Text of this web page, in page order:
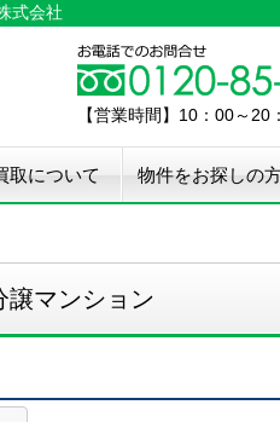
式会社
【営業時間】10：00～
取について 物件をお探しの
譲マンション